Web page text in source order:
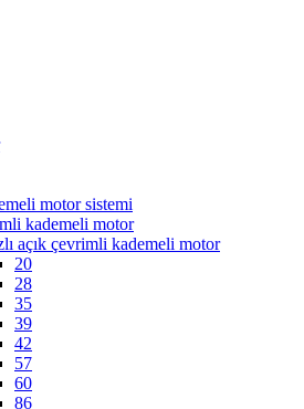
motor sistemi
kademeli motor
açık çevrimli kademeli motor
20
28
35
39
42
57
60
86